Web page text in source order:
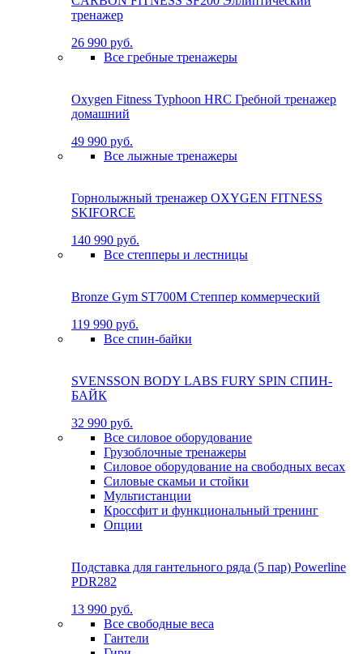
тренажер
26 990 руб.
Все гребные тренажеры
Oxygen Fitness Typhoon HRC Гребной тренажер
домашний
49 990 руб.
Все лыжные тренажеры
Горнолыжный тренажер OXYGEN FITNESS
SKIFORCE
140 990 руб.
Все степперы и лестницы
Bronze Gym ST700M Степпер коммерческий
119 990 руб.
Все спин-байки
SVENSSON BODY LABS FURY SPIN СПИН-
БАЙК
32 990 руб.
Все силовое оборудование
Грузоблочные тренажеры
Силовое оборудование на свободных весах
Силовые скамьи и стойки
Мультистанции
Кроссфит и функциональный тренинг
Опции
Подставка для гантельного ряда (5 пар) Powerline
PDR282
13 990 руб.
Все свободные веса
Гантели